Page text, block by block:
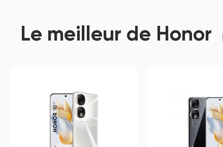
Le meilleur de Honor